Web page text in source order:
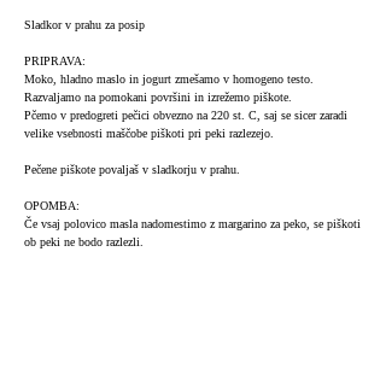
Sladkor v prahu za posip
PRIPRAVA:
Moko, hladno maslo in jogurt zmešamo v homogeno testo.
Razvaljamo na pomokani površini in izrežemo piškote.
Pčemo v predogreti pečici obvezno na 220 st. C, saj se sicer zaradi
velike vsebnosti maščobe piškoti pri peki razlezejo.
Pečene piškote povaljaš v sladkorju v prahu.
OPOMBA:
Če vsaj polovico masla nadomestimo z margarino za peko, se piškoti
ob peki ne bodo razlezli.